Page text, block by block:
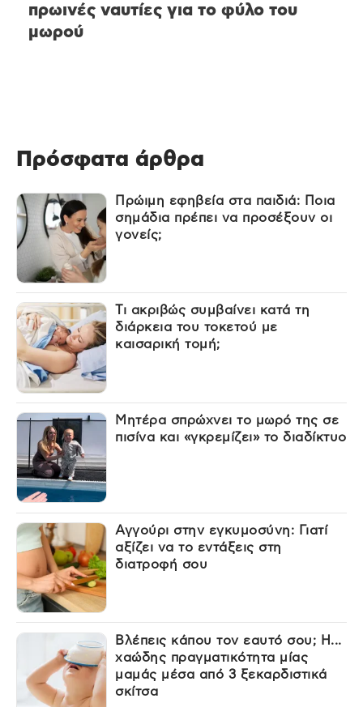
πρωινές ναυτίες για το φύλο του
μωρού
Πρόσφατα άρθρα
Πρώιμη εφηβεία στα παιδιά: Ποια
σημάδια πρέπει να προσέξουν οι
γονείς;
Τι ακριβώς συμβαίνει κατά τη
διάρκεια του τοκετού με
καισαρική τομή;
Μητέρα σπρώχνει το μωρό της σε
πισίνα και «γκρεμίζει» το διαδίκτυο
Αγγούρι στην εγκυμοσύνη: Γιατί
αξίζει να το εντάξεις στη
διατροφή σου
Βλέπεις κάπου τον εαυτό σου; Η...
χαώδης πραγματικότητα μίας
μαμάς μέσα από 3 ξεκαρδιστικά
σκίτσα